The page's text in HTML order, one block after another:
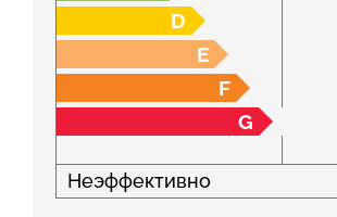
D
E
F
G
Неэффективно